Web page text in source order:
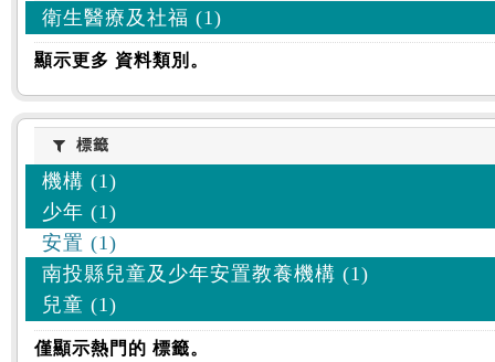
衛生醫療及社福 (1)
顯示更多 資料類別。
標籤標籤
機構 (1)
少年 (1)
安置 (1)
南投縣兒童及少年安置教養機構 (1)
兒童 (1)
僅顯示熱門的 標籤。